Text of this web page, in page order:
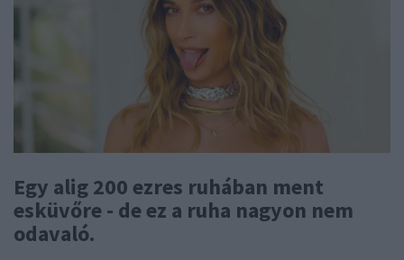
Egy alig 200 ezres ruhában ment
esküvőre - de ez a ruha nagyon nem
odavaló.